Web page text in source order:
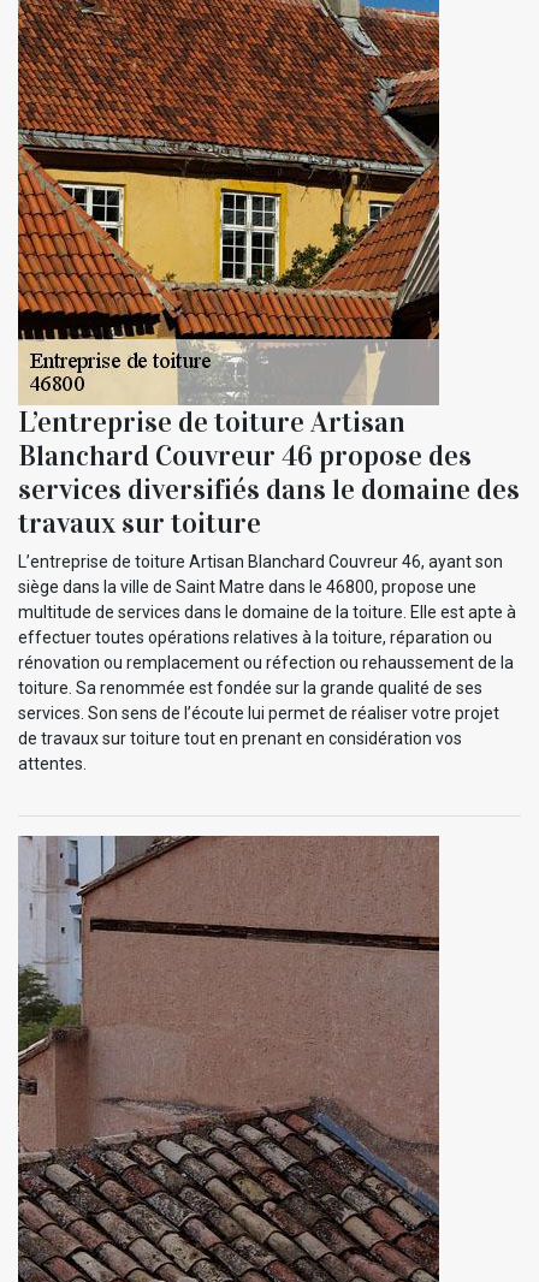
L’entreprise de toiture Artisan
Blanchard Couvreur 46 propose des
services diversifiés dans le domaine des
travaux sur toiture
L’entreprise de toiture Artisan Blanchard Couvreur 46, ayant son
siège dans la ville de Saint Matre dans le 46800, propose une
multitude de services dans le domaine de la toiture. Elle est apte à
effectuer toutes opérations relatives à la toiture, réparation ou
rénovation ou remplacement ou réfection ou rehaussement de la
toiture. Sa renommée est fondée sur la grande qualité de ses
services. Son sens de l’écoute lui permet de réaliser votre projet
de travaux sur toiture tout en prenant en considération vos
attentes.